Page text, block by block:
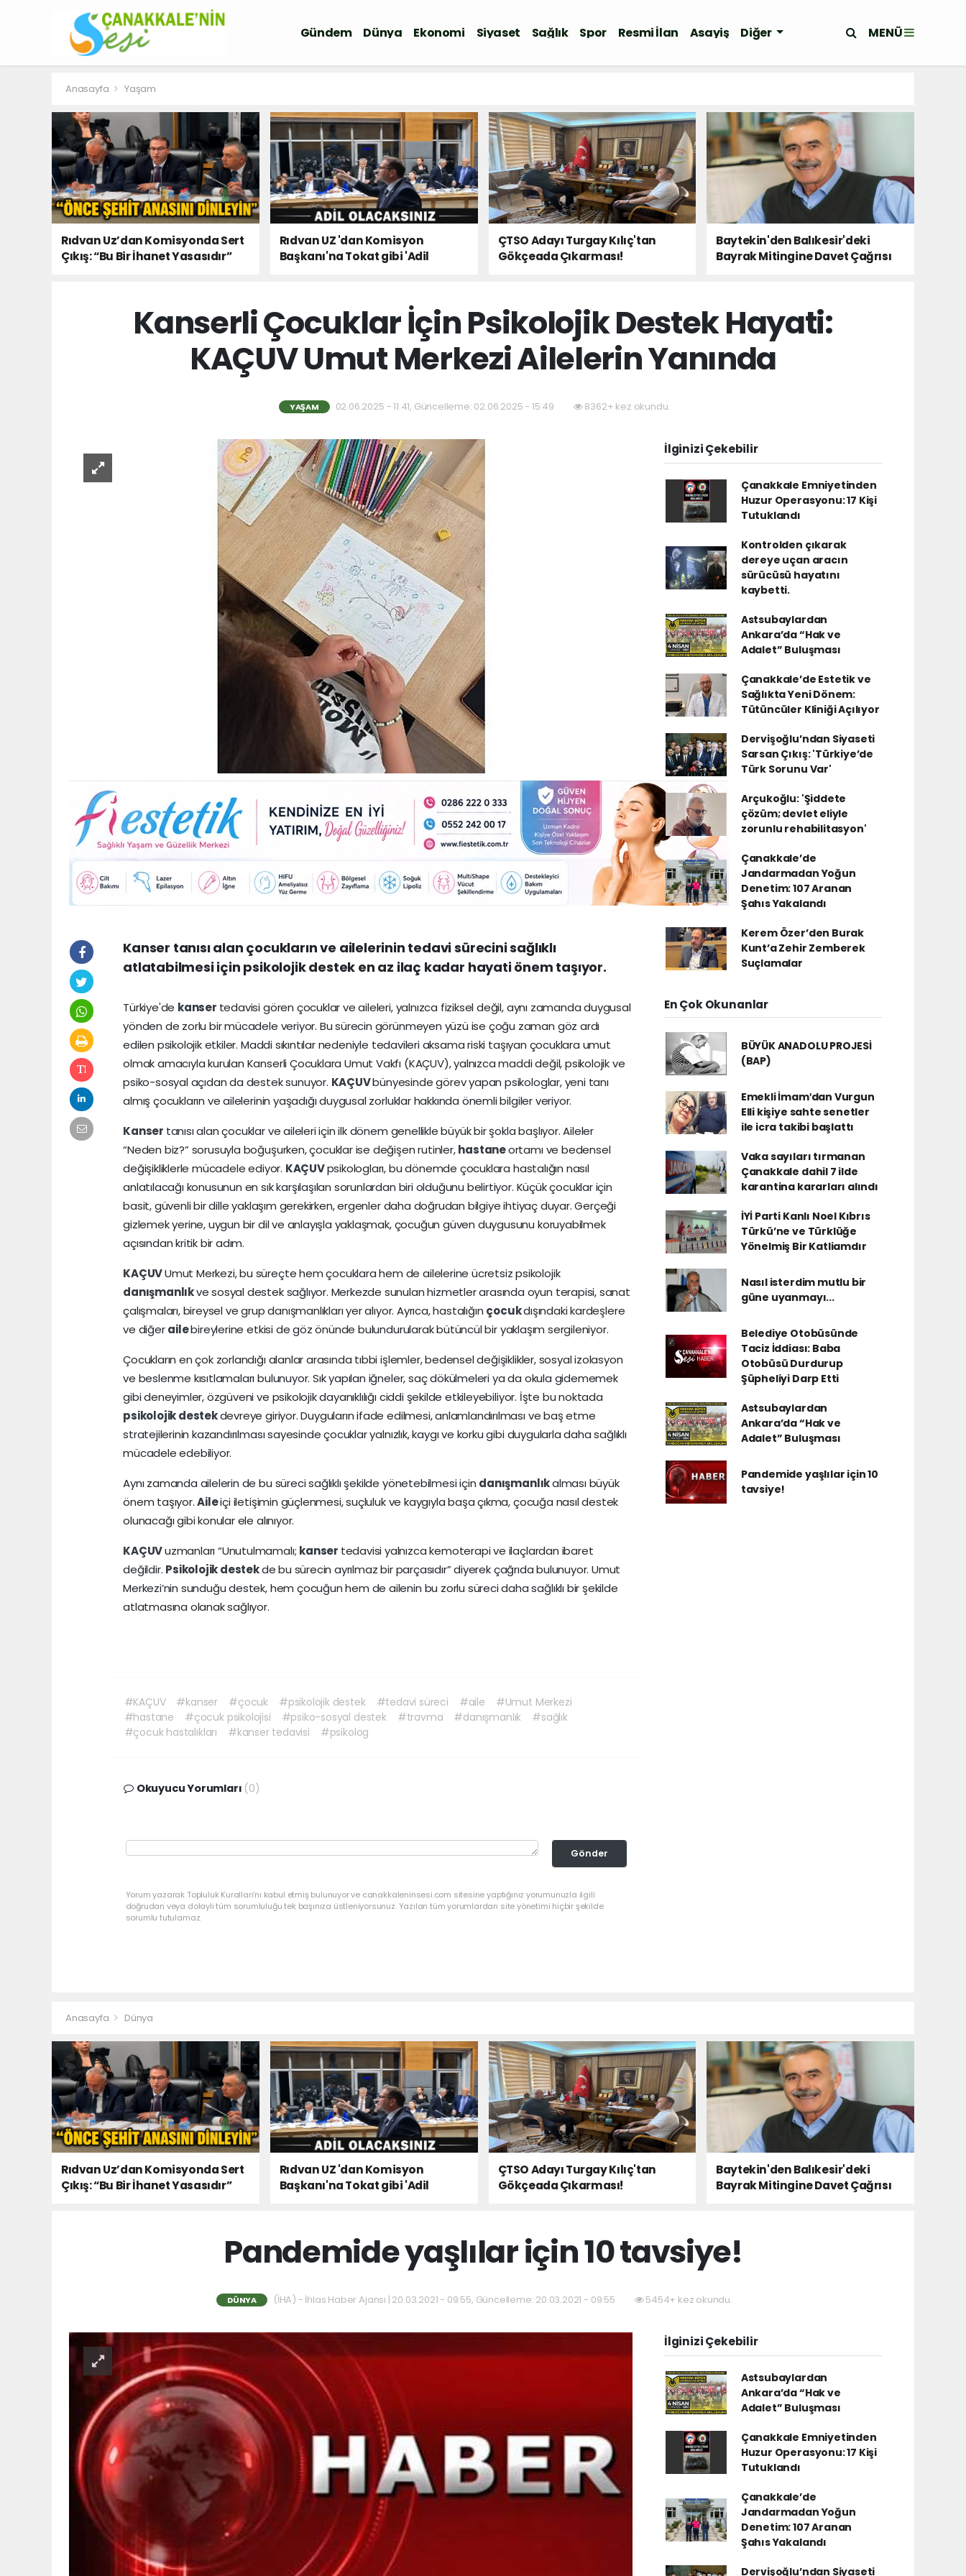
Gündem Dünya Ekonomi Siyaset Sağlık Spor Resmi İlan Asayiş Diğer MENÜ
Anasayfa Yaşam
Rıdvan Uz’dan Komisyonda Sert
Çıkış: “Bu Bir İhanet Yasasıdır”
Rıdvan UZ 'dan Komisyon
Başkanı'na Tokat gibi 'Adil
ÇTSO Adayı Turgay Kılıç'tan
Gökçeada Çıkarması!
Baytekin'den Balıkesir'deki
Bayrak Mitingine Davet Çağrısı
Kanserli Çocuklar İçin Psikolojik Destek Hayati:
KAÇUV Umut Merkezi Ailelerin Yanında
YAŞAM 02.06.2025 - 11:41, Güncelleme: 02.06.2025 - 15:49 8362+ kez okundu.
Kanser tanısı alan çocukların ve ailelerinin tedavi sürecini sağlıklı
atlatabilmesi için psikolojik destek en az ilaç kadar hayati önem taşıyor.
Türkiye'de kanser tedavisi gören çocuklar ve aileleri, yalnızca fiziksel değil, aynı zamanda duygusal
yönden de zorlu bir mücadele veriyor. Bu sürecin görünmeyen yüzü ise çoğu zaman göz ardı
edilen psikolojik etkiler. Maddi sıkıntılar nedeniyle tedavileri aksama riski taşıyan çocuklara umut
olmak amacıyla kurulan Kanserli Çocuklara Umut Vakfı (KAÇUV), yalnızca maddi değil, psikolojik ve
psiko-sosyal açıdan da destek sunuyor. KAÇUVbünyesinde görev yapan psikologlar, yeni tanı
almış çocukların ve ailelerinin yaşadığı duygusal zorluklar hakkında önemli bilgiler veriyor.
Kanser tanısı alan çocuklar ve aileleri için ilk dönem genellikle büyük bir şokla başlıyor. Aileler
“Neden biz?” sorusuyla boğuşurken, çocuklar ise değişen rutinler,hastaneortamı ve bedensel
değişikliklerle mücadele ediyor. KAÇUVpsikologları, bu dönemde çocuklara hastalığın nasıl
anlatılacağı konusunun en sık karşılaşılan sorunlardan biri olduğunu belirtiyor. Küçük çocuklar için
basit, güvenli bir dille yaklaşım gerekirken, ergenler daha doğrudan bilgiye ihtiyaç duyar. Gerçeği
gizlemek yerine, uygun bir dil ve anlayışla yaklaşmak, çocuğun güven duygusunu koruyabilmek
açısından kritik bir adım.
KAÇUVUmut Merkezi, bu süreçte hem çocuklara hem de ailelerine ücretsiz psikolojik
danışmanlıkve sosyal destek sağlıyor. Merkezde sunulan hizmetler arasında oyun terapisi, sanat
çalışmaları, bireysel ve grup danışmanlıkları yer alıyor. Ayrıca, hastalığın çocukdışındaki kardeşlere
ve diğerailebireylerine etkisi de göz önünde bulundurularak bütüncül bir yaklaşım sergileniyor.
Çocukların en çok zorlandığı alanlar arasında tıbbi işlemler, bedensel değişiklikler, sosyal izolasyon
ve beslenme kısıtlamaları bulunuyor. Sık yapılan iğneler, saç dökülmeleri ya da okula gidememek
gibi deneyimler, özgüveni ve psikolojik dayanıklılığı ciddi şekilde etkileyebiliyor. İşte bu noktada
psikolojik destekdevreye giriyor. Duyguların ifade edilmesi, anlamlandırılması ve baş etme
stratejilerinin kazandırılması sayesinde çocuklar yalnızlık, kaygı ve korku gibi duygularla daha sağlıklı
mücadele edebiliyor.
Aynı zamanda ailelerin de bu süreci sağlıklı şekilde yönetebilmesi için danışmanlıkalması büyük
önem taşıyor.Aileiçi iletişimin güçlenmesi, suçluluk ve kaygıyla başa çıkma, çocuğa nasıl destek
olunacağı gibi konular ele alınıyor.
KAÇUVuzmanları “Unutulmamalı; kanser tedavisi yalnızca kemoterapi ve ilaçlardan ibaret
değildir. Psikolojik destekde bu sürecin ayrılmaz bir parçasıdır” diyerek çağrıda bulunuyor. Umut
Merkezi’nin sunduğu destek, hem çocuğun hem de ailenin bu zorlu süreci daha sağlıklı bir şekilde
atlatmasına olanak sağlıyor.
#KAÇUV #kanser #çocuk #psikolojik destek #tedavi süreci #aile
#Umut Merkezi
#hastane
#çocuk psikolojisi #psiko-sosyal destek #travma #danışmanlık
#sağlık
#çocuk hastalıkları
#kanser tedavisi #psikolog
Okuyucu Yorumları (0)
Gönder
Yorum yazarak Topluluk Kuralları’nı kabul etmiş bulunuyor ve canakkaleninsesi.com sitesine yaptığınız yorumunuzla ilgili
doğrudan veya dolaylı tüm sorumluluğu tek başınıza üstleniyorsunuz. Yazılan tüm yorumlardan site yönetimi hiçbir şekilde
sorumlu tutulamaz.
İlginizi Çekebilir
Çanakkale Emniyetinden
Huzur Operasyonu: 17 Kişi
Tutuklandı
Kontrolden çıkarak
dereye uçan aracın
sürücüsü hayatını
kaybetti.
Astsubaylardan
Ankara’da “Hak ve
Adalet” Buluşması
Çanakkale’de Estetik ve
Sağlıkta Yeni Dönem:
Tütüncüler Kliniği Açılıyor
Dervişoğlu’ndan Siyaseti
Sarsan Çıkış: 'Türkiye’de
Türk Sorunu Var'
Arçukoğlu: 'Şiddete
çözüm; devlet eliyle
zorunlu rehabilitasyon'
Çanakkale’de
Jandarmadan Yoğun
Denetim: 107 Aranan
Şahıs Yakalandı
Kerem Özer’den Burak
Kunt’a Zehir Zemberek
Suçlamalar
En Çok Okunanlar
BÜYÜK ANADOLU PROJESİ
(BAP)
Emekli İmamʹdan Vurgun
Elli kişiye sahte senetler
ile icra takibi başlattı
Vaka sayıları tırmanan
Çanakkale dahil 7 ilde
karantina kararları alındı
İYİ Parti Kanlı Noel Kıbrıs
Türkü’ne ve Türklüğe
Yönelmiş Bir Katliamdır
Nasıl isterdim mutlu bir
güne uyanmayı...
Belediye Otobüsünde
Taciz İddiası: Baba
Otobüsü Durdurup
Şüpheliyi Darp Etti
Astsubaylardan
Ankara’da “Hak ve
Adalet” Buluşması
Pandemide yaşlılar için 10
tavsiye!
Anasayfa Dünya
Rıdvan Uz’dan Komisyonda Sert
Çıkış: “Bu Bir İhanet Yasasıdır”
Rıdvan UZ 'dan Komisyon
Başkanı'na Tokat gibi 'Adil
ÇTSO Adayı Turgay Kılıç'tan
Gökçeada Çıkarması!
Baytekin'den Balıkesir'deki
Bayrak Mitingine Davet Çağrısı
Pandemide yaşlılar için 10 tavsiye!
DÜNYA (İHA) - İhlas Haber Ajansı | 20.03.2021 - 09:55, Güncelleme: 20.03.2021 - 09:55 5454+ kez okundu.
İlginizi Çekebilir
Astsubaylardan
Ankara’da “Hak ve
Adalet” Buluşması
Çanakkale Emniyetinden
Huzur Operasyonu: 17 Kişi
Tutuklandı
Çanakkale’de
Jandarmadan Yoğun
Denetim: 107 Aranan
Şahıs Yakalandı
Dervişoğlu’ndan Siyaseti